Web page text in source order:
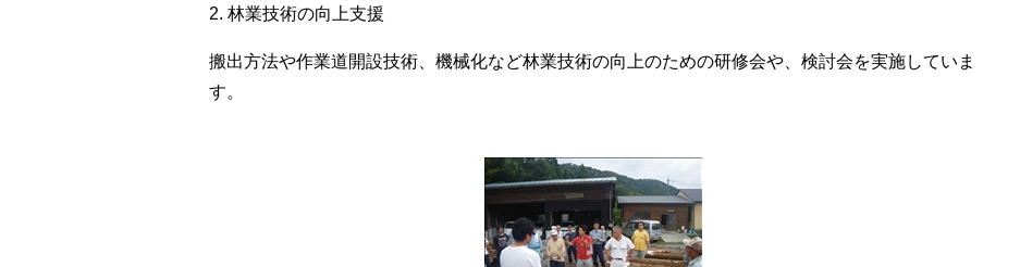
2. 林業技術の向上支援
搬出方法や作業道開設技術、機械化など林業技術の向上のための研修会や、検討会を実施していま
す。